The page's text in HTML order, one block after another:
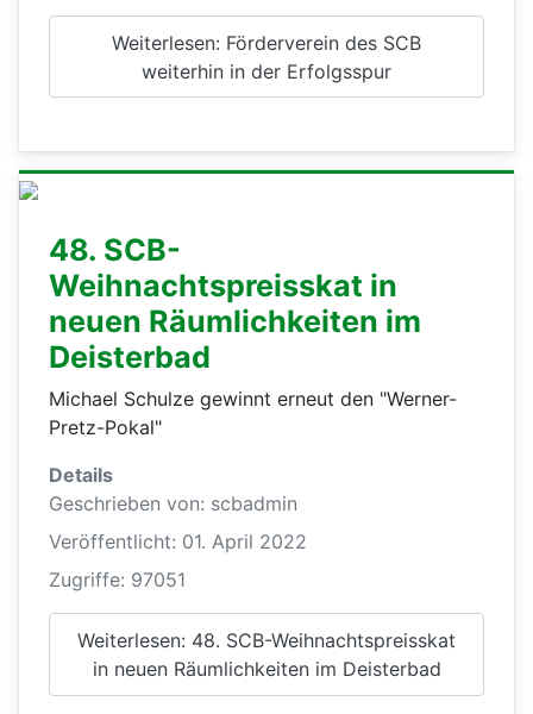
Weiterlesen: Förderverein des SCB
weiterhin in der Erfolgsspur
48. SCB-
Weihnachtspreisskat in
neuen Räumlichkeiten im
Deisterbad
Michael Schulze gewinnt erneut den "Werner-
Pretz-Pokal"
Details
Geschrieben von: scbadmin
Veröffentlicht: 01. April 2022
Zugriffe: 97051
Weiterlesen: 48. SCB-Weihnachtspreisskat
in neuen Räumlichkeiten im Deisterbad